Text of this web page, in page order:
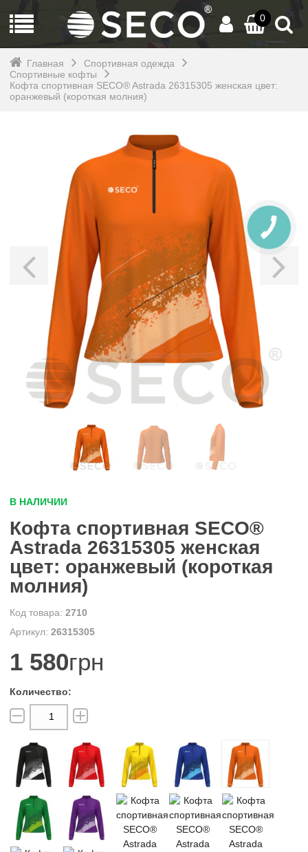
0
Главная
Спортивная одежда
Спортивные кофты
Кофта спортивная SECO® Astrada 26315305 женская цвет:
оранжевый (короткая молния)
В НАЛИЧИИ
Кофта спортивная SECO®
Astrada 26315305 женская
цвет: оранжевый (короткая
молния)
2710
26315305
1 580грн